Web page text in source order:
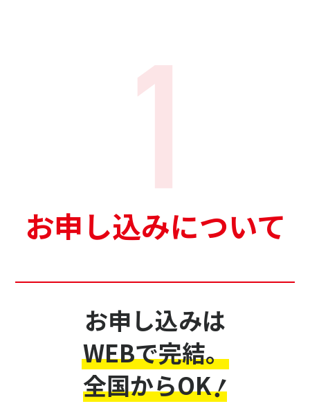
お申し込みについて
お申し込みは
WEBで完結。
全国からOK!